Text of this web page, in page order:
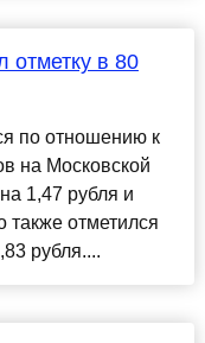
отметку в 80
по отношению к
на Московской
1,47 рубля и
также отметился
рубля....